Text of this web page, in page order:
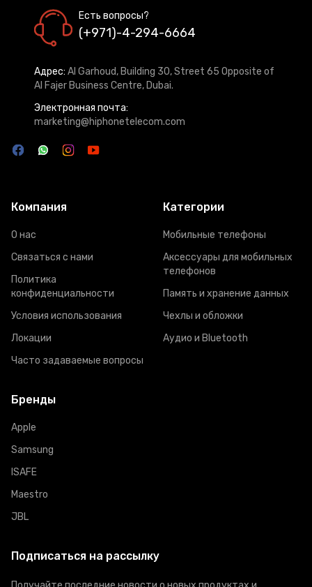
Есть вопросы?
(+971)-4-294-6664
Адрес: Al Garhoud, Building 30, Street 65 Opposite of
Al Fajer Business Centre, Dubai.
Электронная почта:
marketing@hiphonetelecom.com
Компания
О нас
Связаться с нами
Политика
конфиденциальности
Условия использования
Локации
Часто задаваемые вопросы
Категории
Мобильные телефоны
Аксессуары для мобильных
телефонов
Память и хранение данных
Чехлы и обложки
Аудио и Bluetooth
Бренды
Apple
Samsung
ISAFE
Maestro
JBL
Подписаться на рассылку